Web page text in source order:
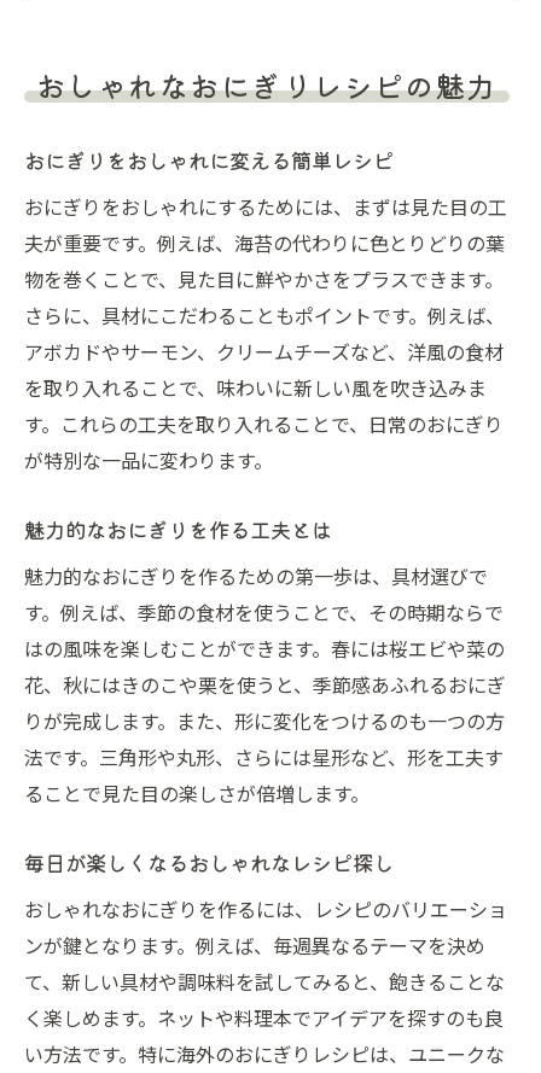
おしゃれなおにぎりで食卓を彩るアイデア
簡単おしゃれなおにぎり盛り付け術
おにぎりの盛り付けで魅力をアップ
目を引くおにぎりのアレンジ方法
おしゃれを演出するおにぎりの盛り付け
おにぎりを引き立てる盛り付けのコツ
食卓で映えるおにぎりの見せ方
おしゃれなおにぎりで食卓を彩る
食卓に華を添えるおしゃれなおにぎり
おにぎりを中心とした彩り豊かな食卓
おしゃれなおにぎりで特別な食事体験を
おにぎりで食卓に新しい風を吹き込む
華やかなおにぎりが食卓に与える影響
おしゃれなおにぎりの簡単アイデア
思わず真似したくなる簡単アイデア
おにぎりをおしゃれに見せる簡単テク
日常に取り入れたいおにぎりの工夫
おしゃれなおにぎりとお弁当の楽しみ方
お弁当を彩るおしゃれなおにぎりの魅力
おにぎりが主役のおしゃれ弁当作り
おしゃれなおにぎりレシピの魅力
おにぎりをおしゃれに変える簡単レシピ
おにぎりをおしゃれにするためには、まずは見た目の工
夫が重要です。例えば、海苔の代わりに色とりどりの葉
物を巻くことで、見た目に鮮やかさをプラスできます。
さらに、具材にこだわることもポイントです。例えば、
アボカドやサーモン、クリームチーズなど、洋風の食材
を取り入れることで、味わいに新しい風を吹き込みま
す。これらの工夫を取り入れることで、日常のおにぎり
が特別な一品に変わります。
魅力的なおにぎりを作る工夫とは
魅力的なおにぎりを作るための第一歩は、具材選びで
す。例えば、季節の食材を使うことで、その時期ならで
はの風味を楽しむことができます。春には桜エビや菜の
花、秋にはきのこや栗を使うと、季節感あふれるおにぎ
りが完成します。また、形に変化をつけるのも一つの方
法です。三角形や丸形、さらには星形など、形を工夫す
ることで見た目の楽しさが倍増します。
毎日が楽しくなるおしゃれなレシピ探し
おしゃれなおにぎりを作るには、レシピのバリエーショ
ンが鍵となります。例えば、毎週異なるテーマを決め
て、新しい具材や調味料を試してみると、飽きることな
く楽しめます。ネットや料理本でアイデアを探すのも良
い方法です。特に海外のおにぎりレシピは、ユニークな